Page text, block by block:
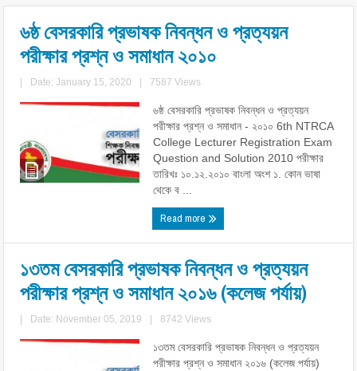
৬ষ্ঠ বেসরকারি প্রভাষক নিবন্ধন ও প্রত্যয়ন
পরীক্ষার প্রশ্ন ও সমাধান ২০১০
Date: January 15, 2020 7587 Views
৬ষ্ঠ বেসরকারি প্রভাষক নিবন্ধন ও প্রত্যয়ন
পরীক্ষার প্রশ্ন ও সমাধান - ২০১০ 6th NTRCA
College Lecturer Registration Exam
Question and Solution 2010 পরীক্ষার
তারিখঃ ১০.১২.২০১০ বাংলা অংশ ১. কোন ভাষা
থেকে ব ...
Read more
১৩তম বেসরকারি প্রভাষক নিবন্ধন ও প্রত্যয়ন
পরীক্ষার প্রশ্ন ও সমাধান ২০১৬ (কলেজ পর্যায়)
Date: November 05, 2019 8742 Views
১৩তম বেসরকারি প্রভাষক নিবন্ধন ও প্রত্যয়ন
পরীক্ষার প্রশ্ন ও সমাধান ২০১৬ (কলেজ পর্যায়)